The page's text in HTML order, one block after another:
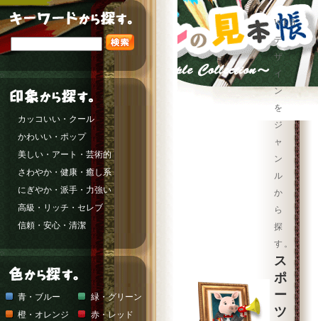
WEB
デ
ザ
イ
ン
を
ジ
ャ
ン
ル
か
ら
探
す。
ス
ポ
ー
ツ
カッコいい・クール
かわいい・ポップ
美しい・アート・芸術的
さわやか・健康・癒し系
にぎやか・派手・力強い
高級・リッチ・セレブ
信頼・安心・清潔
青・ブルー
緑・グリーン
橙・オレンジ
赤・レッド